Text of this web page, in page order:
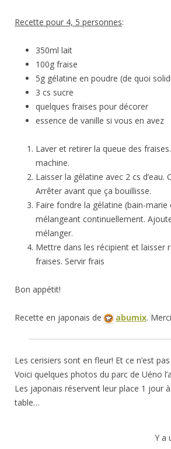
Recette pour 4, 5 personnes:
350ml lait
100g fraise
5g gélatine en poudre (de quoi
3 cs sucre
quelques fraises pour décorer
essence de vanille si vous en avez
Laver et retirer la queue des
machine.
Laisser la gélatine avec 2 cs
Arrêter avant que ça bouillisse.
Faire fondre la gélatine (bain-
mélangeant continuellement.
mélanger.
Mettre dans les récipient et laisser
fraises. Servir frais
Bon appétit!
Recette en japonais de abumix.
Les cerisiers sont en fleur! Et ce n’est
Voici quelques photos du parc de Uéno
Les japonais réservent leur place 1 jour
table…
Y a